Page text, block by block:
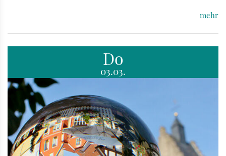
mehr
Do
03.03.